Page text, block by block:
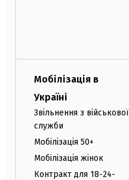
Мобілізація в
Україні
Звільнення з військової
служби
Мобілізація 50+
Мобілізація жінок
Контракт для 18-24-